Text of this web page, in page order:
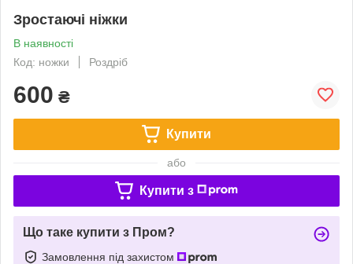
Зростаючі ніжки
В наявності
Код: ножки
Роздріб
600 ₴
Купити
або
Купити з
Що таке купити з Пром?
Замовлення під захистом